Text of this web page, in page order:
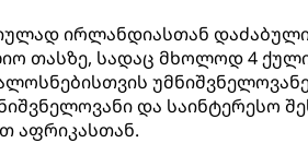
ირლანდიასთან დაძაბული
თასზე, სადაც მხოლოდ 4
და საინტერესო
აფრიკასთან.